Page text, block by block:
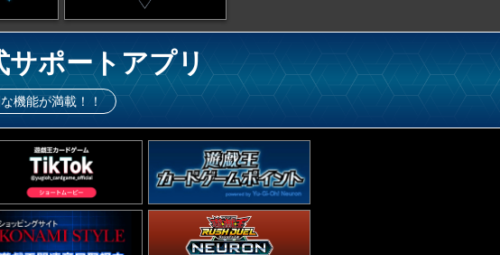
ポートアプリ
機能が満載！！